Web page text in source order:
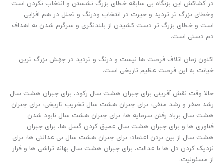
در کشاکش این بزنگاه بی سابقه خطای بزرگ‌ نشستن و انتخاب نکردن است
وخطای بزرگ تر تردید و حیرت در انتخاب ودرنگ و تعلل در هم افزایی
است و خطای بزرگ تر دست کشیدن از بلندنگری و سرگرم شدن به اهداف
دم دستی است.
اکنون زمان اتلاف فرصت ها نیست و درنگ و تردید در جهش بزرگ ترین
خیانت به این فرصت عظیم تاریخی است.
حالا وقت نقش آفرینی برای جبران هشت سال رکود، برای جبران هشت سال
رشد صفر و رشد منفی، برای جبران هشت سال تخریب تاریخی، برای جبران
هشت سال برباد رفتن سرمایه ها، برای جبران هشت سال نابود شدن
فناوری ها و برای جبران هشت سال عمیق کردن گسل ها، برای جبران
هشت سال از بین بردن اعتماد، برای جبران هشت سال بی عدالتی ها، برای
نزدیک کردن دل ها با عدالت، برای جبران هشت سال بهانه تراشی ها و فرار
از مسئولیت.